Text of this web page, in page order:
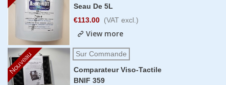
Seau De 5L
€113.00 (VAT excl.)
View more
Nouveau
Sur Commande
Comparateur Viso-Tactile
BNIF 359